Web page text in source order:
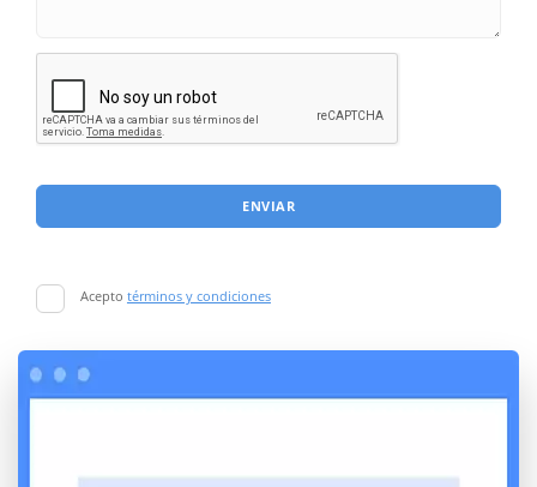
ENVIAR
Acepto términos y condiciones